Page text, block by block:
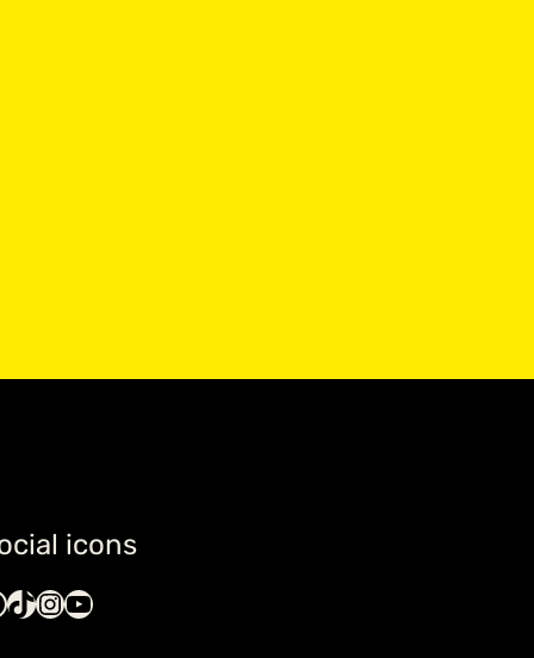
icons
TikTok InstagramYouTube